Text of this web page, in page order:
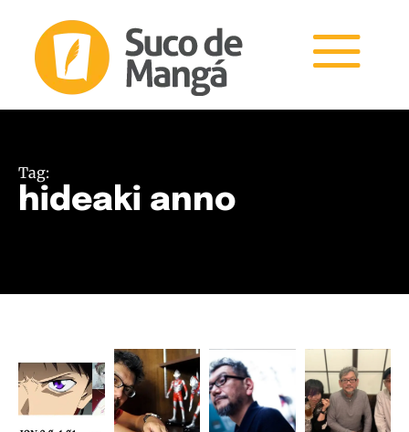
Tag:
hideaki anno